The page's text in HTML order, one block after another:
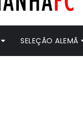
SELEÇÃO ALEMÃ